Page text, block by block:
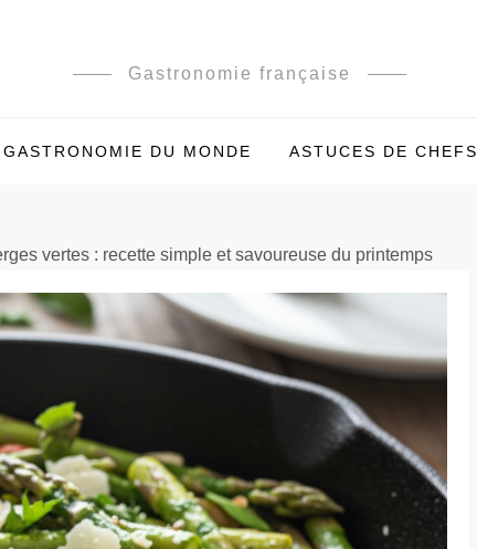
Gastronomie française
GASTRONOMIE DU MONDE ASTUCES DE CHEFS
vertes : recette simple et savoureuse du printemps